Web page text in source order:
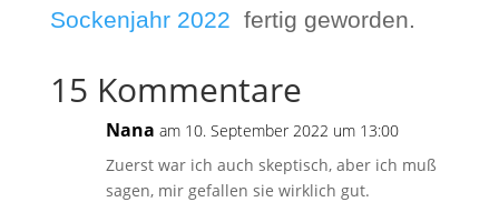
Sockenjahr 2022 fertig geworden.
15 Kommentare
Nana am 10. September 2022 um 13:00
Zuerst war ich auch skeptisch, aber ich muß
sagen, mir gefallen sie wirklich gut.